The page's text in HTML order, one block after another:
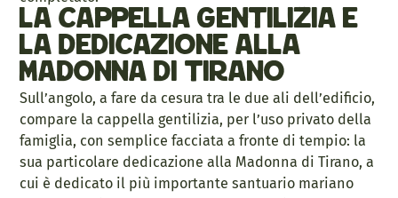
La cappella gentilizia e
la dedicazione alla
Madonna di Tirano
Sull’angolo, a fare da cesura tra le due ali dell’edificio,
compare la cappella gentilizia, per l’uso privato della
famiglia, con semplice facciata a fronte di tempio: la
sua particolare dedicazione alla Madonna di Tirano, a
cui è dedicato il più importante santuario mariano